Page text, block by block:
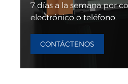
7 días a la semana por
electrónico o teléfono.
CONTÁCTENOS